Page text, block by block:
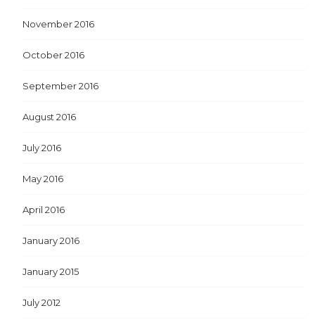
November 2016
October 2016
September 2016
August 2016
July 2016
May 2016
April 2016
January 2016
January 2015
July 2012